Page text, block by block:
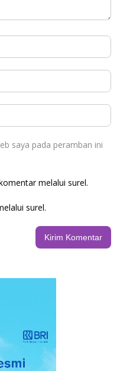
saya pada peramban ini
melalui surel.
surel.